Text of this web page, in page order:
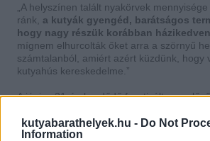
kutyabarathelyek.hu - Do Not
Information
„A helyszínen talált nyakörvek
ránk, a kutyák gyengéd, barátságos
hogy nagy részük korábban
mígnem elhurcolták őket arra a szörnyű
számtalanból, amiért azért küzdünk, hogy
kutyahús kereskedelme.”
A június 21-én kezdődő fesztivált
megakadályozniuk, hogy egy állatszállító
A hatóságokkal együttműködésben386
állatmentők gondozásába